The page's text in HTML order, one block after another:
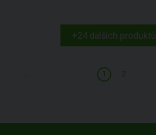
+24 dalších produktů
1